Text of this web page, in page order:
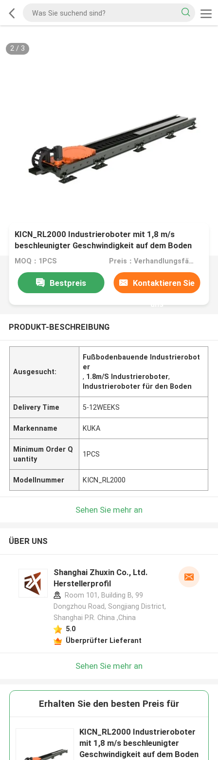
2/ 3
KICN_RL2000 Industrieroboter mit 1,8 m/s
beschleunigter Geschwindigkeit auf dem Boden
MOQ：1PCS Preis：Verhandlungsfähig
Bestpreis Kontaktieren Sie
uns
PRODUKT-BESCHREIBUNG
Ausgesucht:
Fußbodenbauende Industrierobot
er
, 1.8m/S Industrieroboter,
Industrieroboter für den Boden
Delivery Time 5-12WEEKS
Markenname KUKA
Minimum Order Q
uantity
1PCS
Modellnummer KICN_RL2000
Sehen Sie mehr an
ÜBER UNS
Shanghai Zhuxin Co., Ltd.
Herstellerprofil
Room 101, Building B, 99
Dongzhou Road, Songjiang District,
Shanghai P.R. China ,China
5.0
Überprüfter Lieferant
Sehen Sie mehr an
Erhalten Sie den besten Preis für
KICN_RL2000 Industrieroboter
mit 1,8 m/s beschleunigter
Geschwindigkeit auf dem Boden